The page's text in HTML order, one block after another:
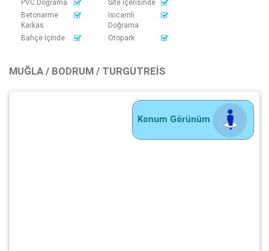
PVC Dograma
Site içerisinde
Betonarme
Karkas
Isıcamlı
Doğrama
Bahçe İçinde
Otopark
MUĞLA / BODRUM / TURGUTREIS
Konum Görünüm